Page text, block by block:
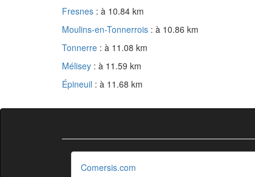
Fresnes : à 10.84 km
Moulins-en-Tonnerrois : à 10.86 km
Tonnerre : à 11.08 km
Mélisey : à 11.59 km
Épineuil : à 11.68 km
Comersis.com